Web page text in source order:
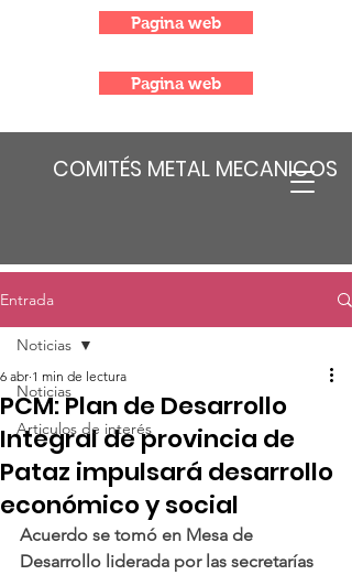
COMITÉS METAL MECANICOS
Pagina web
Pagina web
Entrada
Noticias
Articulos de interés
Noticias
PCM: Plan de Desarrollo
Integral de provincia de
Pataz impulsará desarrollo
económico y social
6 abr 1 min de lectura
Acuerdo se tomó en Mesa de
Desarrollo liderada por las secretarías